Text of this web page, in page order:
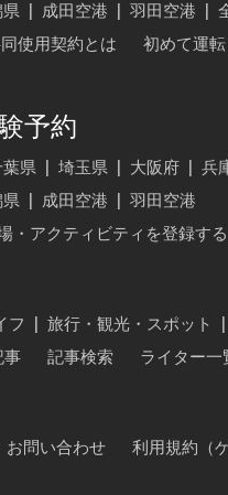
県 成田空港 羽田空港
使用契約とは 初めて運
予約
葉県 埼玉県 大阪府 兵
県 成田空港
羽田空港
・アクティビティを登録する
フ 旅行・観光・スポット
事 記事検索 ライター一
お問い合わせ 利用規約（